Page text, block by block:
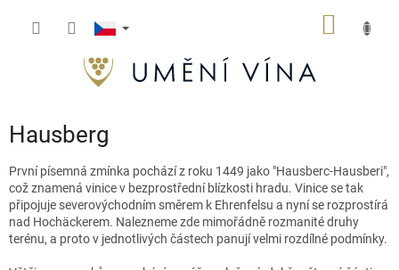
Hausberg
První písemná zmínka pochází z roku 1449 jako "Hausberc-Hausberi",
což znamená vinice v bezprostřední blízkosti hradu. Vinice se tak
připojuje severovýchodním směrem k Ehrenfelsu a nyní se rozprostírá
nad Hochäckerem. Nalezneme zde mimořádně rozmanité druhy
terénu, a proto v jednotlivých částech panují velmi rozdílné podmínky.